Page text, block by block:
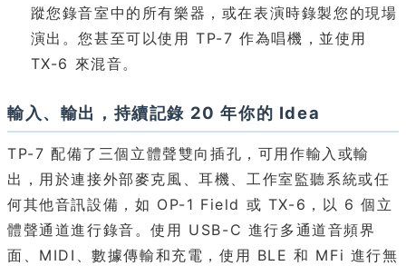
蹤您錄音室中的所有樂器，或在表演時錄製您的現場
演出。您甚至可以使用 TP-7 作為唱機，並使用
TX-6 來混音。
輸入、輸出，持續記錄 20 年你的 Idea
TP-7 配備了三個立體聲雙向插孔，可用作輸入或輸
出，用於連接外部麥克風、耳機、工作室監聽系統或任
何其他音訊設備，如 OP-1 Field 或 TX-6，以 6 個立
體聲通道進行錄音。使用 USB-C 進行多通道音頻界
面、MIDI、數據傳輸和充電，使用 BLE 和 MFi 進行無